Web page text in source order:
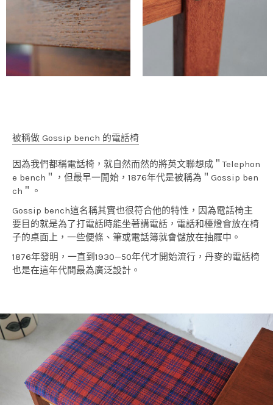
被稱做 Gossip bench 的電話椅
因為我們都稱電話椅，就自然而然的將英文聯想成＂Telephon
e bench＂，但最早一開始，1876年代是被稱為＂Gossip ben
ch＂。
Gossip bench這名稱其實也很符合他的特性，因為電話椅主
要目的就是為了打電話時能坐著講電話，電話和檯燈會放在椅
子的桌面上，一些便條、筆或電話簿就會儲放在抽屜中。
1876年發明，一直到1930—50年代才開始流行，丹麥的電話椅
也是在這年代間最為廣泛設計。